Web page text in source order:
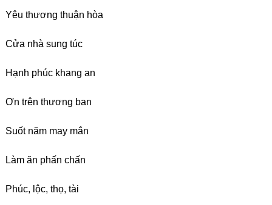
Yêu thương thuận hòa
Cửa nhà sung túc
Hạnh phúc khang an
Ơn trên thương ban
Suốt năm may mắn
Làm ăn phấn chấn
Phúc, lộc, thọ, tài